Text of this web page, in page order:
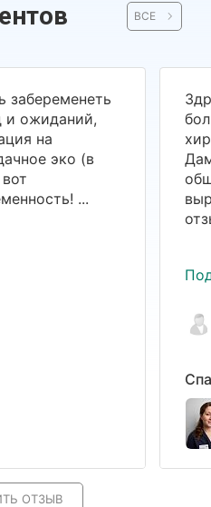
ВСЕ
забеременеть
и ожиданий,
на
эко (в
...
ОТЗЫВ